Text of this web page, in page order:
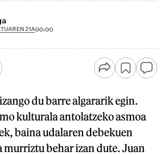
21A00:00
du barre algararik egin.
kulturala antolatzeko asmoa
baina udalaren debekuen
murriztu behar izan dute. Juan